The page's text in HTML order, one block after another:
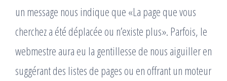
un message nous indique que «La page que vous
cherchez a été déplacée ou n’existe plus». Parfois, le
webmestre aura eu la gentillesse de nous aiguiller en
suggérant des listes de pages ou en offrant un moteur